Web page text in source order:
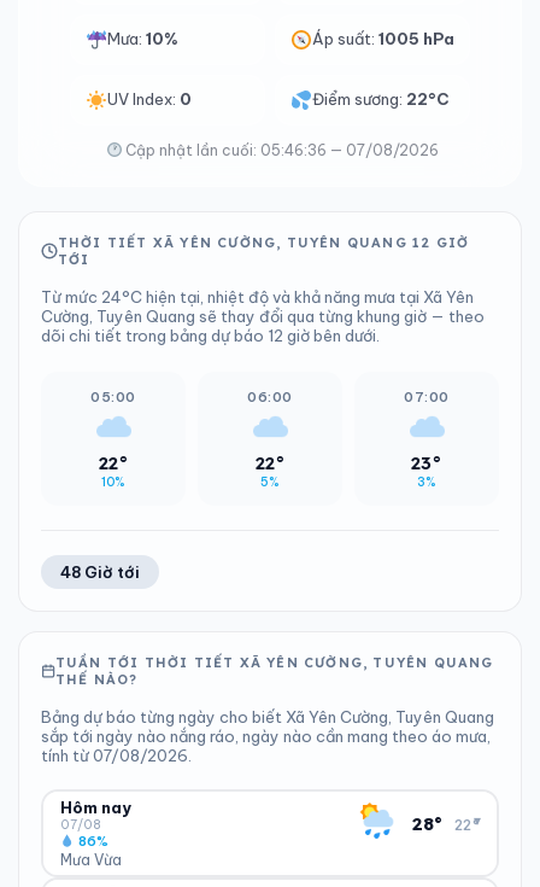
Mưa: 10% Áp suất:1005 hPa
UV Index: 0 Điểm sương: 22°C
Cập nhật lần cuối: 05:46:36 — 07/08/2026
THỜI TIẾT XÃ YÊN CƯỜNG, TUYÊN QUANG 12 GIỜ
TỚI
Từ mức 24°C hiện tại, nhiệt độ và khả năng mưa tại Xã Yên
Cường, Tuyên Quang sẽ thay đổi qua từng khung giờ — theo
dõi chi tiết trong bảng dự báo 12 giờ bên dưới.
05:00
22°
10%
06:00
22°
5%
07:00
23°
3%
48 Giờ tới
TUẦN TỚI THỜI TIẾT XÃ YÊN CƯỜNG, TUYÊN QUANG
THẾ NÀO?
Bảng dự báo từng ngày cho biết Xã Yên Cường, Tuyên Quang
sắp tới ngày nào nắng ráo, ngày nào cần mang theo áo mưa,
tính từ 07/08/2026.
Hôm nay
07/08
Mưa Vừa
86%
28° 22°
▾